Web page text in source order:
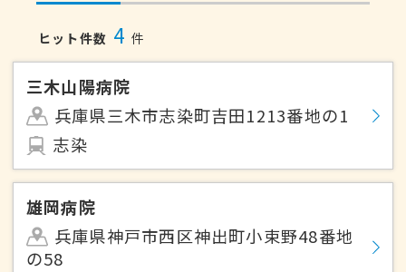
ヒット件数 4 件
三木山陽病院
兵庫県三木市志染町吉田1213番地の1
志染
雄岡病院
兵庫県神戸市西区神出町小束野48番地
の58